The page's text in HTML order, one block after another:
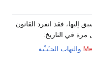
إليها، فقد انفرد القانون
مرة في التاريخ:
والتهاب الجـَنـْبة